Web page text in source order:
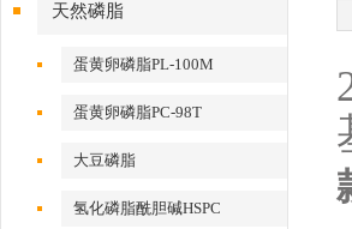
天然磷脂
蛋黄卵磷脂PL-100M
蛋黄卵磷脂PC-98T
大豆磷脂
氢化磷脂酰胆碱HSPC